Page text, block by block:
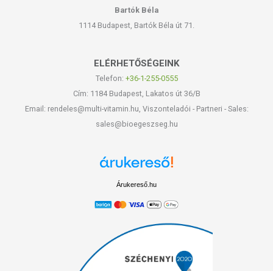
Bartók Béla
1114 Budapest, Bartók Béla út 71.
ELÉRHETŐSÉGEINK
Telefon: +36-1-255-0555
Cím: 1184 Budapest, Lakatos út 36/B
Email: rendeles@multi-vitamin.hu, Viszonteladói - Partneri - Sales:
sales@bioegeszseg.hu
Árukereső.hu